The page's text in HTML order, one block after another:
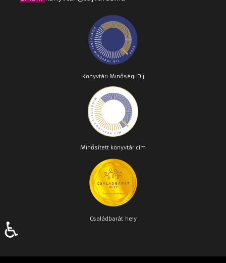
Könyvtári Minőségi Díj
Minősített könyvtár cím
Családbarát hely